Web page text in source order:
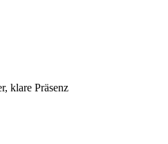
klare Präsenz